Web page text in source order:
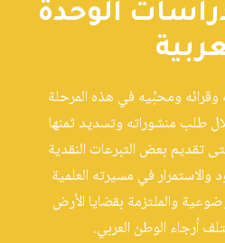
الوحدة
وقرائه ومحبِّيه في هذه المرحلة
طلب منشوراته وتسديد ثمنها
تقديم بعض التبرعات النقدية
والاستمرار في مسيرته العلمية
والملتزمة بقضايا الأرض
أرجاء الوطن العربي.